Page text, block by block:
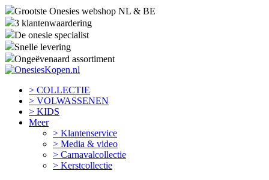
Grootste Onesies webshop NL & BE
3 klantenwaardering
De onesie specialist
Snelle levering
Ongeëvenaard assortiment
> COLLECTIE
> VOLWASSENEN
> KIDS
Meer
> Klantenservice
> Media & video
> Carnavalcollectie
> Kerstcollectie